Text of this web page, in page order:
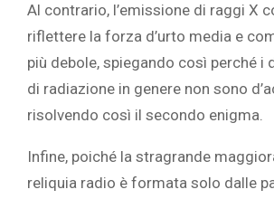
Al contrario, l’emissione di raggi X
riflettere la forza d’urto media e
più debole, spiegando così perché i
di radiazione in genere non sono
risolvendo così il secondo enigma.
Infine, poiché la stragrande
reliquia radio è formata solo dalle